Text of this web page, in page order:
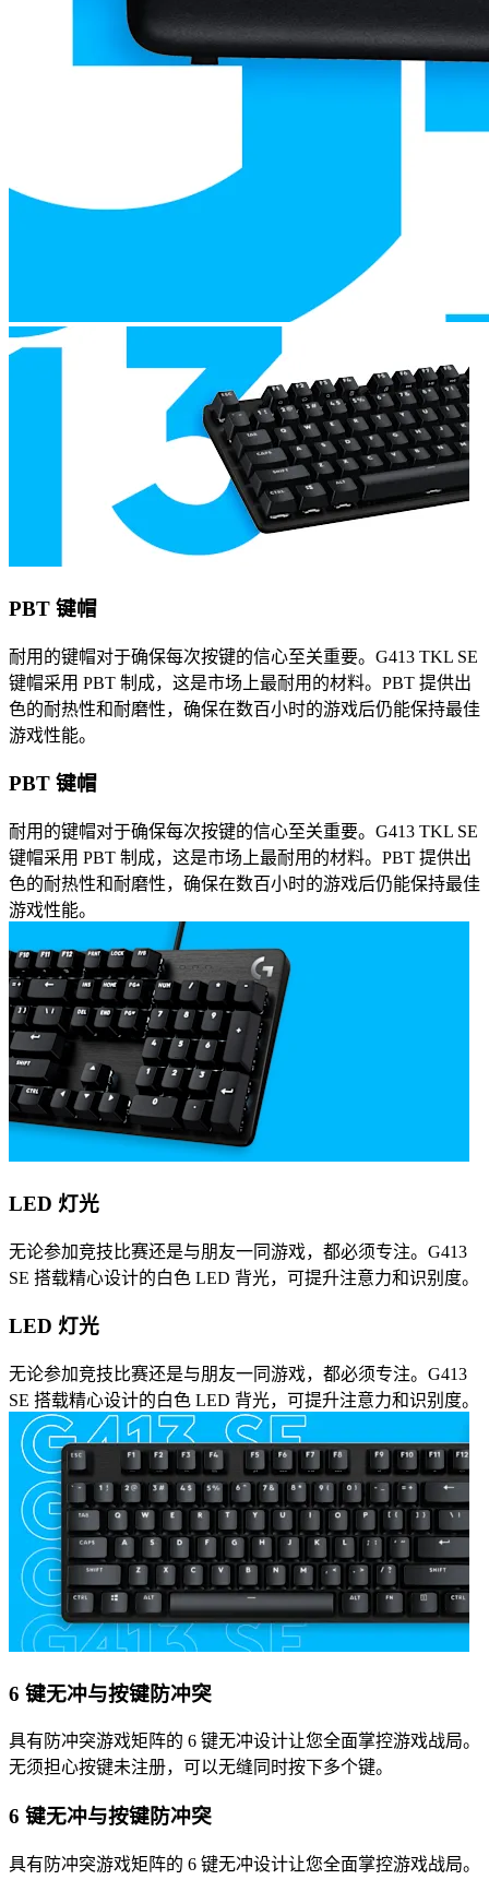
PBT 键帽
耐用的键帽对于确保每次按键的信心至关重要。G413 TKL SE
键帽采用 PBT 制成，这是市场上最耐用的材料。PBT 提供出
色的耐热性和耐磨性，确保在数百小时的游戏后仍能保持最佳
游戏性能。
PBT 键帽
耐用的键帽对于确保每次按键的信心至关重要。G413 TKL SE
键帽采用 PBT 制成，这是市场上最耐用的材料。PBT 提供出
色的耐热性和耐磨性，确保在数百小时的游戏后仍能保持最佳
游戏性能。
LED 灯光
无论参加竞技比赛还是与朋友一同游戏，都必须专注。G413
SE 搭载精心设计的白色 LED 背光，可提升注意力和识别度。
LED 灯光
无论参加竞技比赛还是与朋友一同游戏，都必须专注。G413
SE 搭载精心设计的白色 LED 背光，可提升注意力和识别度。
6 键无冲与按键防冲突
具有防冲突游戏矩阵的 6 键无冲设计让您全面掌控游戏战局。
无须担心按键未注册，可以无缝同时按下多个键。
6 键无冲与按键防冲突
具有防冲突游戏矩阵的 6 键无冲设计让您全面掌控游戏战局。